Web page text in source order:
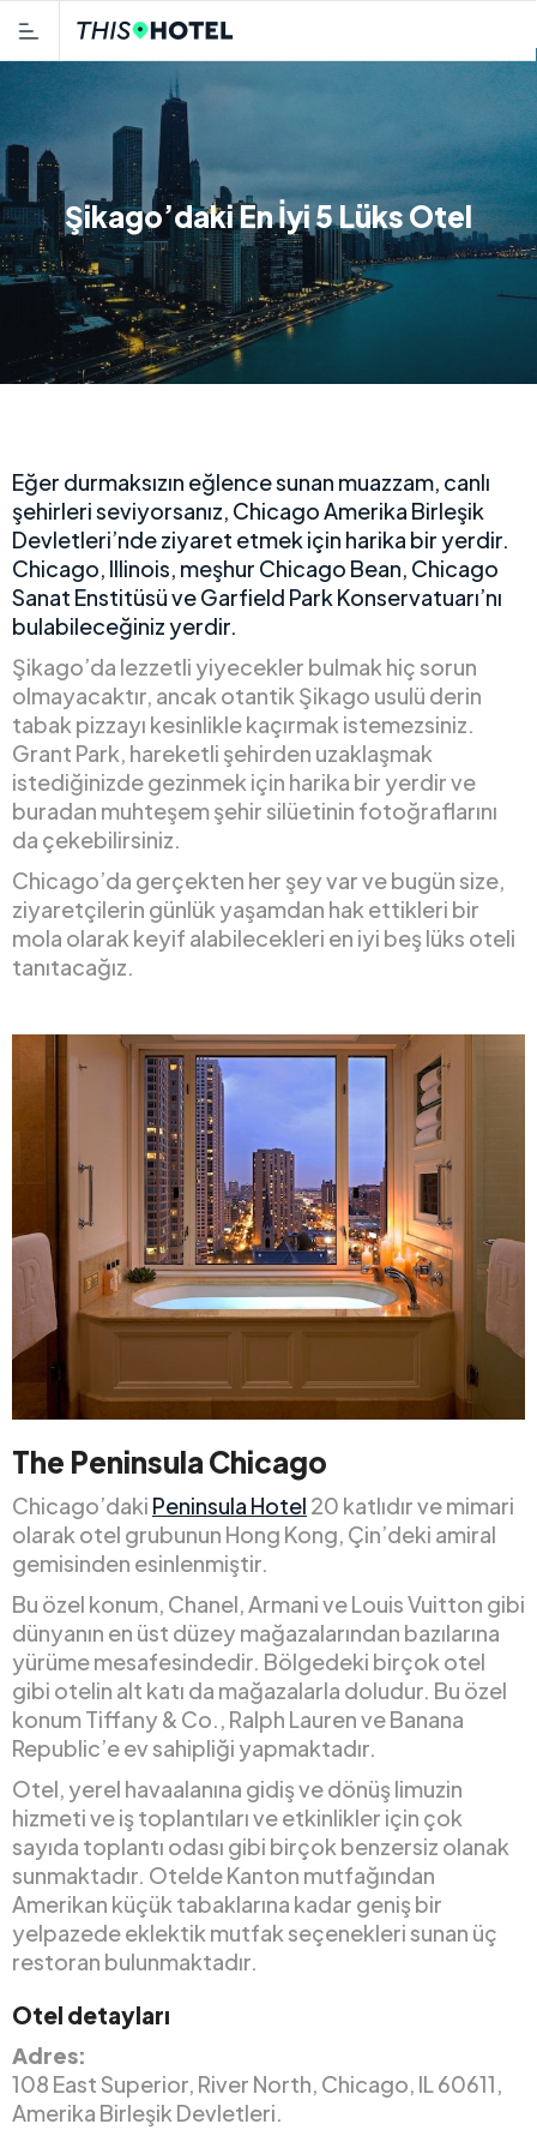
Şikago’daki En İyi 5 Lüks Otel
Eğer durmaksızın eğlence sunan muazzam, canlı
şehirleri seviyorsanız, Chicago Amerika Birleşik
Devletleri’nde ziyaret etmek için harika bir yerdir.
Chicago, Illinois, meşhur Chicago Bean, Chicago
Sanat Enstitüsü ve Garfield Park Konservatuarı’nı
bulabileceğiniz yerdir.
Şikago’da lezzetli yiyecekler bulmak hiç sorun
olmayacaktır, ancak otantik Şikago usulü derin
tabak pizzayı kesinlikle kaçırmak istemezsiniz.
Grant Park, hareketli şehirden uzaklaşmak
istediğinizde gezinmek için harika bir yerdir ve
buradan muhteşem şehir silüetinin fotoğraflarını
da çekebilirsiniz.
Chicago’da gerçekten her şey var ve bugün size,
ziyaretçilerin günlük yaşamdan hak ettikleri bir
mola olarak keyif alabilecekleri en iyi beş lüks oteli
tanıtacağız.
The Peninsula Chicago
Chicago’daki Peninsula Hotel 20 katlıdır ve mimari
olarak otel grubunun Hong Kong, Çin’deki amiral
gemisinden esinlenmiştir.
Bu özel konum, Chanel, Armani ve Louis Vuitton gibi
dünyanın en üst düzey mağazalarından bazılarına
yürüme mesafesindedir. Bölgedeki birçok otel
gibi otelin alt katı da mağazalarla doludur. Bu özel
konum Tiffany & Co., Ralph Lauren ve Banana
Republic’e ev sahipliği yapmaktadır.
Otel, yerel havaalanına gidiş ve dönüş limuzin
hizmeti ve iş toplantıları ve etkinlikler için çok
sayıda toplantı odası gibi birçok benzersiz olanak
sunmaktadır. Otelde Kanton mutfağından
Amerikan küçük tabaklarına kadar geniş bir
yelpazede eklektik mutfak seçenekleri sunan üç
restoran bulunmaktadır.
Otel detayları
Adres:
108 East Superior, River North, Chicago, IL 60611,
Amerika Birleşik Devletleri.